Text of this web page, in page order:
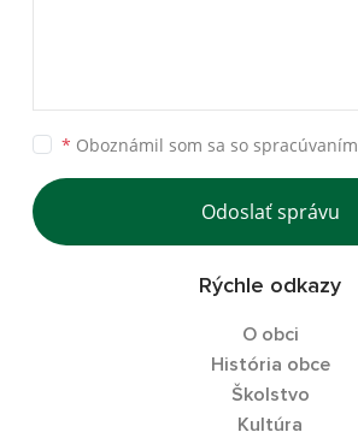
* Oboznámil som sa so
Odoslať správu
Rýchle odkazy
O obci
História obce
Školstvo
Kultúra